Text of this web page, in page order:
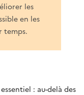
les
en les
temps.
: au-delà des